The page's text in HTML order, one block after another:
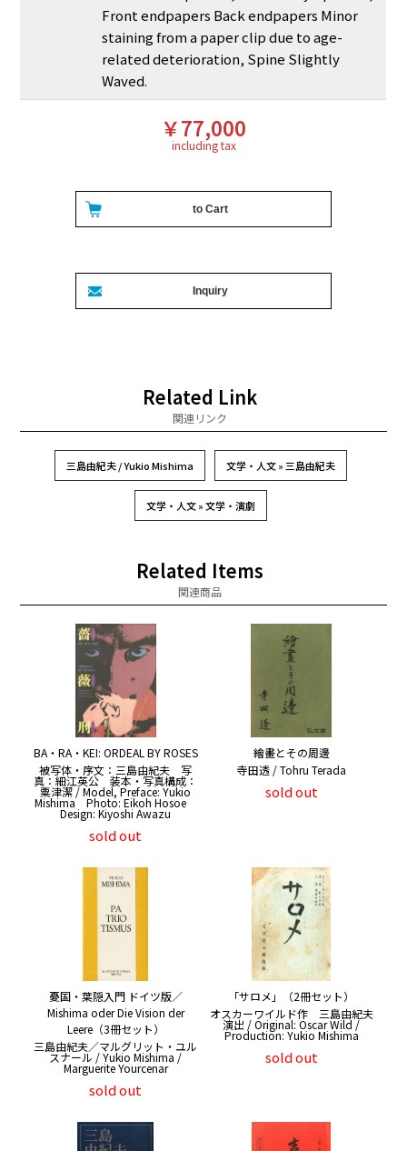
Front endpapers Back endpapers Minor
staining from a paper clip due to age-
related deterioration, Spine Slightly
Waved.
￥77,000
including tax
Related Link
関連リンク
三島由紀夫 / Yukio Mishima 文学・人文 » 三島由紀夫
文学・人文 » 文学・演劇
Related Items
関連商品
BA・RA・KEI: ORDEAL BY ROSES
被写体・序文：三島由紀夫 写
真：細江英公 装本・写真構成：
粟津潔 / Model, Preface: Yukio
Mishima Photo: Eikoh Hosoe
Design: Kiyoshi Awazu
sold out
繪畫とその周邊
寺田透 / Tohru Terada
sold out
憂国・葉隠入門 ドイツ版／
Mishima oder Die Vision der
Leere（3冊セット）
三島由紀夫／マルグリット・ユル
スナール / Yukio Mishima /
Marguerite Yourcenar
sold out
「サロメ」（2冊セット）
オスカーワイルド作 三島由紀夫
演出 / Original: Oscar Wild /
Production: Yukio Mishima
sold out